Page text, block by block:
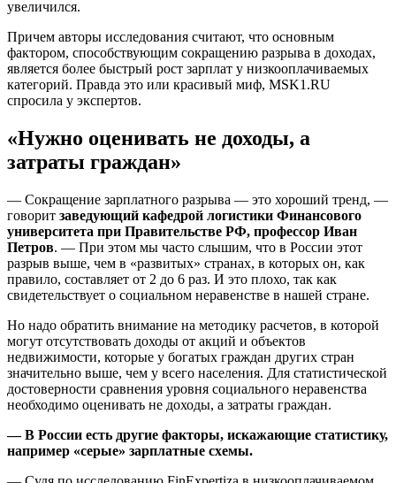
увеличился.
Причем авторы исследования считают, что основным
фактором, способствующим сокращению разрыва в доходах,
является более быстрый рост зарплат у низкооплачиваемых
категорий. Правда это или красивый миф, MSK1.RU
спросила у экспертов.
«Нужно оценивать не доходы, а
затраты граждан»
— Сокращение зарплатного разрыва — это хороший тренд, —
говорит заведующий кафедрой логистики Финансового
университета при Правительстве РФ, профессор Иван
Петров. — При этом мы часто слышим, что в России этот
разрыв выше, чем в «развитых» странах, в которых он, как
правило, составляет от 2 до 6 раз. И это плохо, так как
свидетельствует о социальном неравенстве в нашей стране.
Но надо обратить внимание на методику расчетов, в которой
могут отсутствовать доходы от акций и объектов
недвижимости, которые у богатых граждан других стран
значительно выше, чем у всего населения. Для статистической
достоверности сравнения уровня социального неравенства
необходимо оценивать не доходы, а затраты граждан.
— В России есть другие факторы, искажающие статистику,
например «серые» зарплатные схемы.